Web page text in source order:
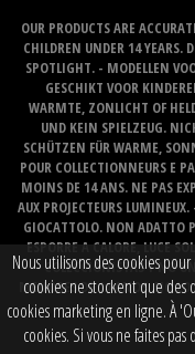
OUR PRODUCTS ARE
CHILDREN UNDER 14 YEARS.
SPOTLIGHT. - MODELLEN
GESCHIKT VOOR
WARMTE, ZONLICHT OF
UND KEIN SPIELZEUG.
SCHÜTZEN FÜR WARME,
POUR COLLECTIONNEURS E
MOINS DE 14 ANS. NE PAS
AUX PROJECTEURS
GIOCATTOLO. NON ADATTO
ESPORRE A CALORE, LUCE
COLECCIONISTAS Y NO
MENORES DE 14 ANOS. NO
Nous utilisons des cookies
cookies ne stockent que des
cookies marketing en ligne. À
cookies. Si vous ne faites